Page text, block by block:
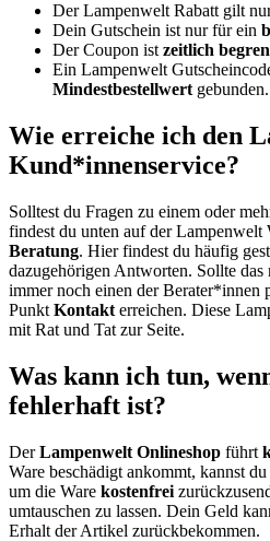
Der Lampenwelt Rabatt gilt
Dein Gutschein ist nur für ein
Der Coupon ist zeitlich
Ein Lampenwelt
Mindestbestellwert gebunden.
Wie erreiche ich den
Kund*innenservice?
Solltest du Fragen zu einem oder
findest du unten auf der Lampenwelt
Beratung. Hier findest du häufig
dazugehörigen Antworten. Sollte das
immer noch einen der Berater*innen
Punkt Kontakt erreichen. Diese
mit Rat und Tat zur Seite.
Was kann ich tun,
fehlerhaft ist?
DerLampenwelt Onlineshop führt
Ware beschädigt ankommt, kannst du
um die Ware kostenfrei
umtauschen zu lassen. Dein Geld
Erhalt der Artikel zurückbekommen.